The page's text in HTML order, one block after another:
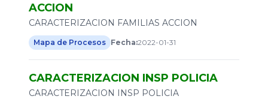
ACCION
CARACTERIZACION FAMILIAS ACCION
Mapa de Procesos Fecha:2022-01-31
CARACTERIZACION INSP POLICIA
CARACTERIZACION INSP POLICIA